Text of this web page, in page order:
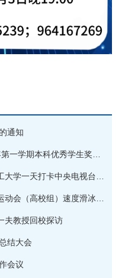
通知
夫教授回校探访
结大会
会议